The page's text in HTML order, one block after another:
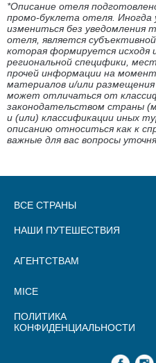
*Описание отеля
промо-буклета отеля. Иногда
измениться без уведомления
отеля, является
которая формируется исходя
региональной специфики,
прочей информации на
материалов и/или
может отличаться от
законодательством страны
и (или) классификации иных
описанию относиться как к
важные для вас вопросы
ВСЕ СТРАНЫ
НАШИ ПУТЕШЕСТВИЯ
АГЕНТСТВАМ
MICE
ПОЛИТИКА
КОНФИДЕНЦИАЛЬНОСТИ